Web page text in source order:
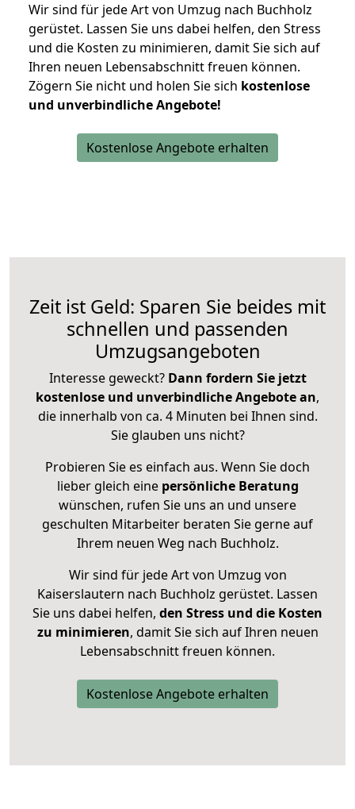
Wir sind für jede Art von Umzug nach Buchholz
gerüstet. Lassen Sie uns dabei helfen, den Stress
und die Kosten zu minimieren, damit Sie sich auf
Ihren neuen Lebensabschnitt freuen können.
Zögern Sie nicht und holen Sie sich kostenlose
und unverbindliche Angebote!
Kostenlose Angebote erhalten
Zeit ist Geld: Sparen Sie beides mit
schnellen und passenden
Umzugsangeboten
Interesse geweckt? Dann fordern Sie jetzt
kostenlose und unverbindliche Angebote an,
die innerhalb von ca. 4 Minuten bei Ihnen sind.
Sie glauben uns nicht?
Probieren Sie es einfach aus. Wenn Sie doch
lieber gleich eine persönliche Beratung
wünschen, rufen Sie uns an und unsere
geschulten Mitarbeiter beraten Sie gerne auf
Ihrem neuen Weg nach Buchholz.
Wir sind für jede Art von Umzug von
Kaiserslautern nach Buchholz gerüstet. Lassen
Sie uns dabei helfen, den Stress und die Kosten
zu minimieren, damit Sie sich auf Ihren neuen
Lebensabschnitt freuen können.
Kostenlose Angebote erhalten